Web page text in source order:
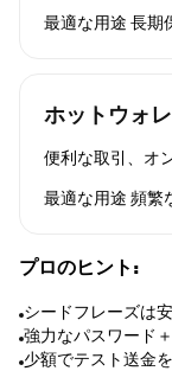
最適な用途 長期
ホットウォ
便利な取引、オ
最適な用途 頻繁
プロのヒント:
シードフレーズは
強力なパスワード＋
少額でテスト送金を